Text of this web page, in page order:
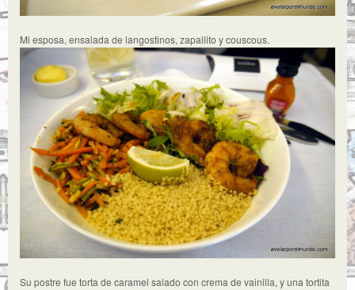
Mi esposa, ensalada de langostinos, zapallito y couscous.
Su postre fue torta de caramel salado con crema de vainilla, y una tortita